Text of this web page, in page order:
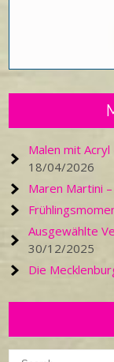
Malen mit
18/04/2026
Maren Martini
Ausgewählte
30/12/2025
Die